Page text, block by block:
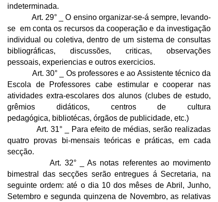
indeterminada.
Art. 29° ­_ O ensino organizar-se-á sempre, levando-
se em conta os recursos da cooperação e da investigação
individual ou coletiva, dentro de um sistema de consultas
bibliográficas, discussões, criticas, observações
pessoais, experiencias e outros exercicios.
Art. 30° _ Os professores e ao Assistente técnico da
Escola de Professores cabe estimular e cooperar nas
atividades extra-escolares dos alunos (clubes de estudo,
grêmios didáticos, centros de cultura
pedagógica, bibliotécas, órgãos de publicidade, etc.)
Art. 31° _ Para efeito de médias, serão realizadas
quatro provas bi-mensais teóricas e práticas, em cada
secção.
Art. 32° _ As notas referentes ao movimento
bimestral das secções serão entregues á Secretaria, na
seguinte ordem: até o dia 10 dos mêses de Abril, Junho,
Setembro e segunda quinzena de Novembro, as relativas